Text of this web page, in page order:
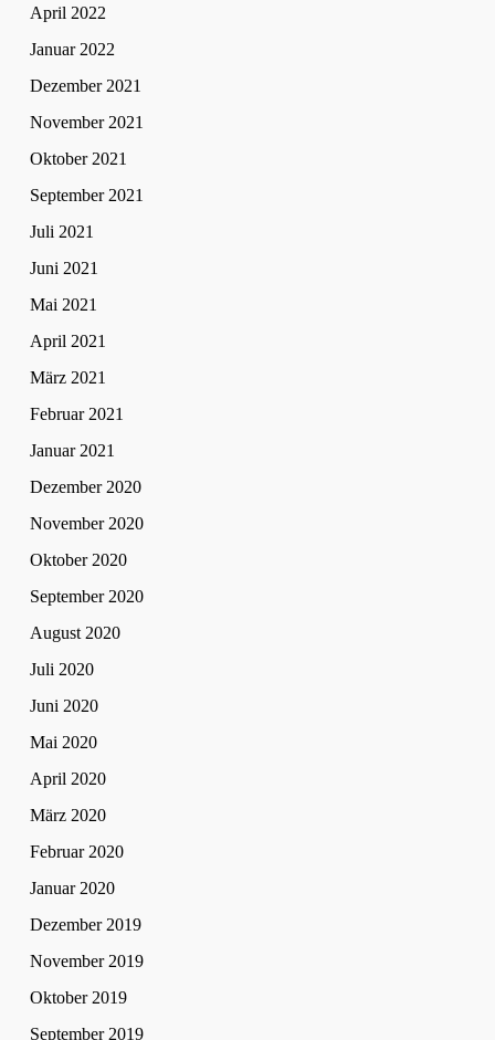
April 2022
Januar 2022
Dezember 2021
November 2021
Oktober 2021
September 2021
Juli 2021
Juni 2021
Mai 2021
April 2021
März 2021
Februar 2021
Januar 2021
Dezember 2020
November 2020
Oktober 2020
September 2020
August 2020
Juli 2020
Juni 2020
Mai 2020
April 2020
März 2020
Februar 2020
Januar 2020
Dezember 2019
November 2019
Oktober 2019
September 2019